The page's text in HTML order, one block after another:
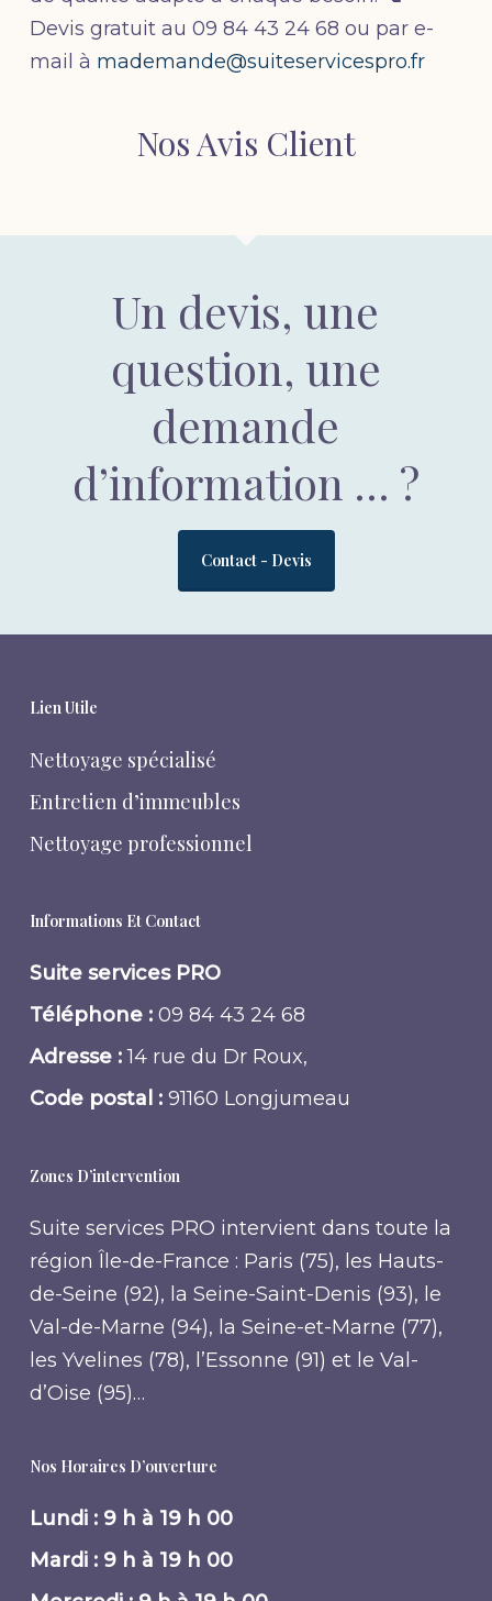
Devis gratuit au 09 84 43 24 68 ou par e-
mail à mademande@suiteservicespro.fr
Nos Avis Client
Un devis, une
question, une
demande
d’information … ?
Contact - Devis
Lien Utile
Nettoyage spécialisé
Entretien d’immeubles
Nettoyage professionnel
Informations Et Contact
Suite services PRO
Téléphone :09 84 43 24 68
Adresse :14 rue du Dr Roux,
Code postal : 91160 Longjumeau
Zones D’intervention
Suite services PRO intervient dans toute la
région Île-de-France : Paris (75), les Hauts-
de-Seine (92), la Seine-Saint-Denis (93), le
Val-de-Marne (94), la Seine-et-Marne (77),
les Yvelines (78), l’Essonne (91) et le Val-
d’Oise (95)…
Nos Horaires D’ouverture
Lundi : 9 h à 19 h 00
Mardi : 9 h à 19 h 00